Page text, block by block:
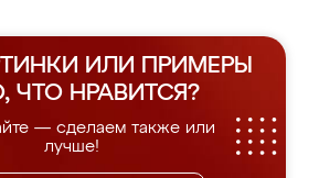
ИЛИ ПРИМЕРЫ
ЧТО НРАВИТСЯ?
— сделаем также или
лучше!